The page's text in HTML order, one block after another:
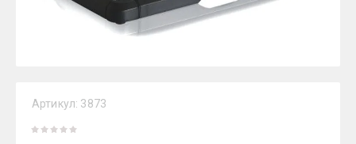
Артикул: 3873